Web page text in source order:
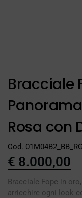
Bracciale
Rosa con
Cod.
€ 8.000,00
Bracciale Fope in
arricchire ogni look